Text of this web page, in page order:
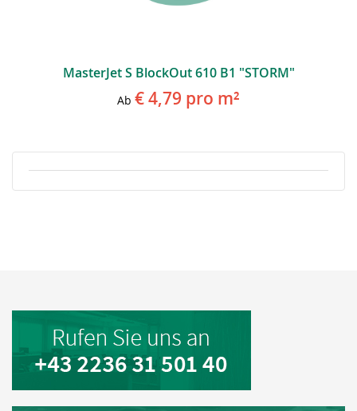
MasterJet S BlockOut 610 B1 "STORM"
Ab € 4,79 pro m²